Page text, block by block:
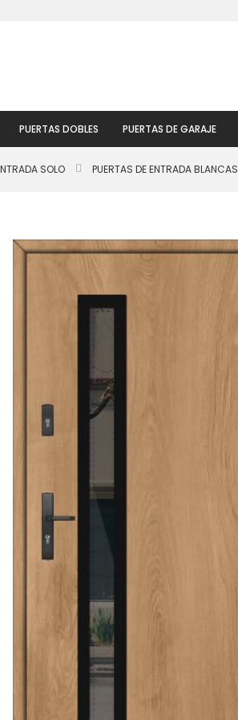
PUERTAS DOBLES PUERTAS DE GARAJE
SOLO PUERTAS DE ENTRADA BLANCAS